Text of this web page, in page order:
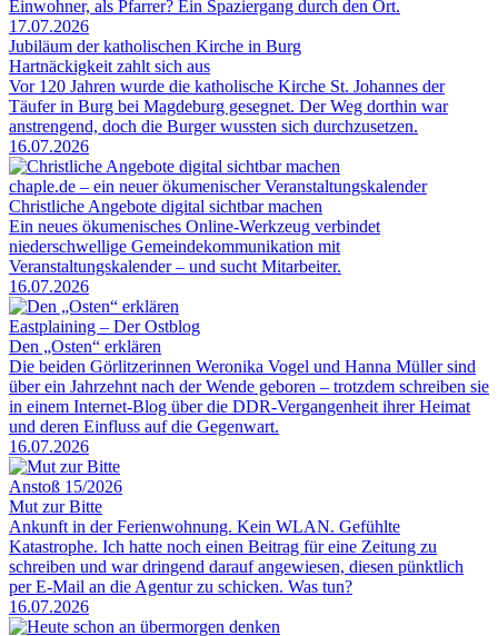
Einwohner, als Pfarrer? Ein Spaziergang durch den Ort.
17.07.2026
Jubiläum der katholischen Kirche in Burg
Hartnäckigkeit zahlt sich aus
Vor 120 Jahren wurde die katholische Kirche St. Johannes der
Täufer in Burg bei Magdeburg gesegnet. Der Weg dorthin war
anstrengend, doch die Burger wussten sich durchzusetzen.
16.07.2026
chaple.de – ein neuer ökumenischer Veranstaltungskalender
Christliche Angebote digital sichtbar machen
Ein neues ökumenisches Online-Werkzeug verbindet
niederschwellige Gemeindekommunikation mit
Veranstaltungskalender – und sucht Mitarbeiter.
16.07.2026
Eastplaining – Der Ostblog
Den „Osten“ erklären
Die beiden Görlitzerinnen Weronika Vogel und Hanna Müller sind
über ein Jahrzehnt nach der Wende geboren – trotzdem schreiben sie
in einem Internet-Blog über die DDR-Vergangenheit ihrer Heimat
und deren Einfluss auf die Gegenwart.
16.07.2026
Anstoß 15/2026
Mut zur Bitte
Ankunft in der Ferienwohnung. Kein WLAN. Gefühlte
Katastrophe. Ich hatte noch einen Beitrag für eine Zeitung zu
schreiben und war dringend darauf angewiesen, diesen pünktlich
per E-Mail an die Agentur zu schicken. Was tun?
16.07.2026